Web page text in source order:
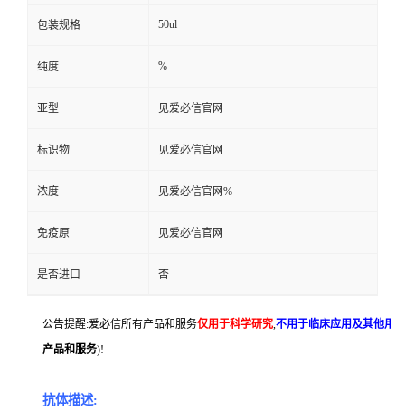
包装规格 50ul
纯度 %
亚型 见爱必信官网
标识物 见爱必信官网
浓度 见爱必信官网%
免疫原 见爱必信官网
是否进口 否
公告提醒:爱必信所有产品和服务仅用于科学研究,不用于临床应用及其他用
产品和服务)!
抗体描述: